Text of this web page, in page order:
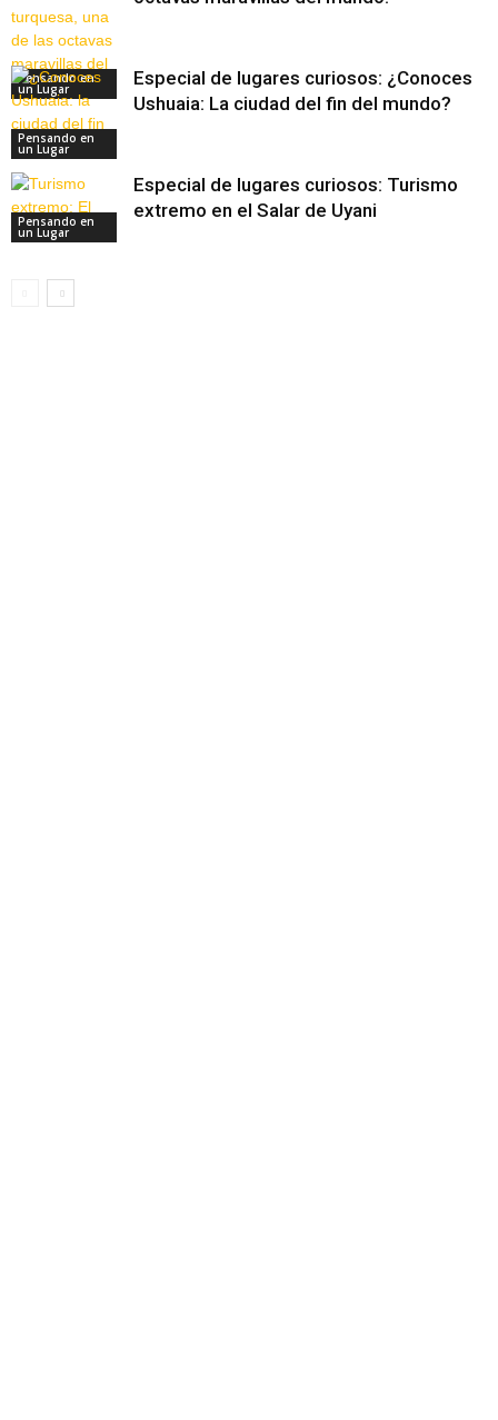
Pensando en
un Lugar
Pensando en
un Lugar
Especial de lugares curiosos: ¿Conoces
Ushuaia: La ciudad del fin del mundo?
Pensando en
un Lugar
Especial de lugares curiosos: Turismo
extremo en el Salar de Uyani